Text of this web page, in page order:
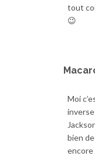
tout
😉
Moi
bien
encore